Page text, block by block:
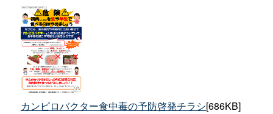
カンピロバクター食中毒の予防啓発チラシ[686KB]